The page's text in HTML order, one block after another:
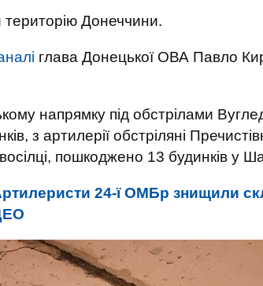
Донеччини.
глава Донецької ОВА Павло
напрямку під обстрілами
з артилерії обстріляні
пошкоджено 13 будинків у
24-ї ОМБр знищили